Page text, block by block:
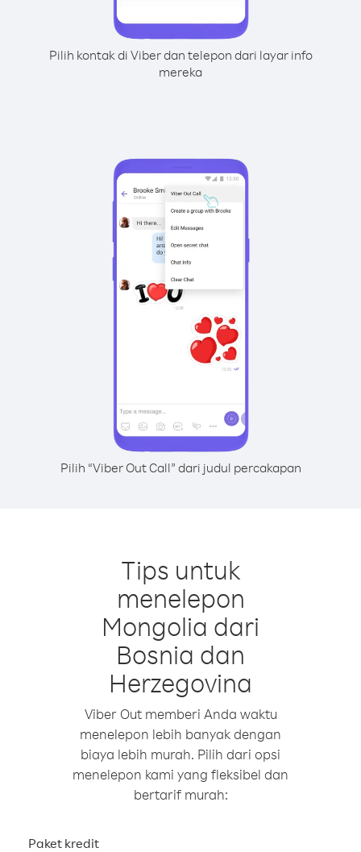
Pilih kontak di Viber dan telepon dari layar info
mereka
Pilih “Viber Out Call” dari judul percakapan
Tips untuk
menelepon
Mongolia dari
Bosnia dan
Herzegovina
Viber Out memberi Anda waktu
menelepon lebih banyak dengan
biaya lebih murah. Pilih dari opsi
menelepon kami yang fleksibel dan
bertarif murah:
Paket kredit